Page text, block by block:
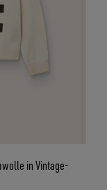
in Vintage-